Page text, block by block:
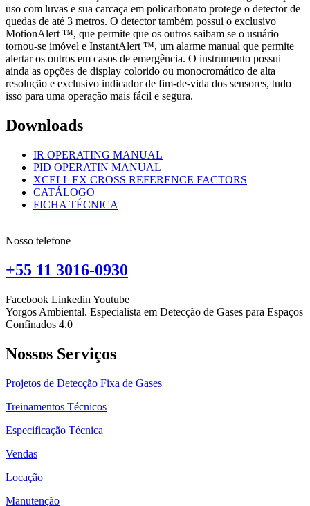
uso com luvas e sua carcaça em policarbonato protege o detector de
quedas de até 3 metros. O detector também possui o exclusivo
MotionAlert ™, que permite que os outros saibam se o usuário
tornou-se imóvel e InstantAlert ™, um alarme manual que permite
alertar os outros em casos de emergência. O instrumento possui
ainda as opções de display colorido ou monocromático de alta
resolução e exclusivo indicador de fim-de-vida dos sensores, tudo
isso para uma operação mais fácil e segura.
Downloads
IR OPERATING MANUAL
PID OPERATIN MANUAL
XCELL EX CROSS REFERENCE FACTORS
CATÁLOGO
FICHA TÉCNICA
Nosso telefone
+55 11 3016-0930
Facebook Linkedin Youtube
Yorgos Ambiental. Especialista em Detecção de Gases para Espaços
Confinados 4.0
Nossos Serviços
Projetos de Detecção Fixa de Gases
Treinamentos Técnicos
Especificação Técnica
Vendas
Locação
Manutenção